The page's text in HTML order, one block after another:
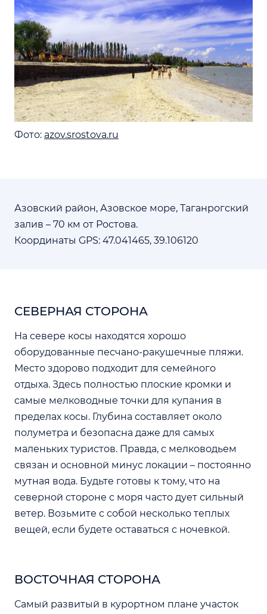
Фото: azov.srostova.ru
Азовский район, Азовское море, Таганрогский
залив – 70 км от Ростова.
Координаты GPS: 47.041465, 39.106120
СЕВЕРНАЯ СТОРОНА
На севере косы находятся хорошо
оборудованные песчано-ракушечные пляжи.
Место здорово подходит для семейного
отдыха. Здесь полностью плоские кромки и
самые мелководные точки для купания в
пределах косы. Глубина составляет около
полуметра и безопасна даже для самых
маленьких туристов. Правда, с мелководьем
связан и основной минус локации – постоянно
мутная вода. Будьте готовы к тому, что на
северной стороне с моря часто дует сильный
ветер. Возьмите с собой несколько теплых
вещей, если будете оставаться с ночевкой.
ВОСТОЧНАЯ СТОРОНА
Самый развитый в курортном плане участок